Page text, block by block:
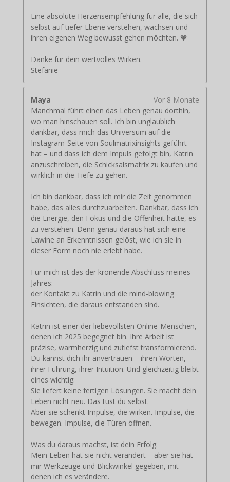
Eine absolute Herzensempfehlung für alle, die sich
selbst auf tiefer Ebene verstehen, wachsen und
ihren eigenen Weg bewusst gehen möchten. 🧡
Danke für dein wertvolles Wirken.
Stefanie
Maya
Vor 8 Monate
Manchmal führt einen das Leben genau dorthin,
wo man hinschauen soll. Ich bin unglaublich
dankbar, dass mich das Universum auf die
Instagram-Seite von Soulmatrixinsights geführt
hat – und dass ich dem Impuls gefolgt bin, Katrin
anzuschreiben, die Schicksalsmatrix zu kaufen und
wirklich in die Tiefe zu gehen.
Ich bin dankbar, dass ich mir die Zeit genommen
habe, das alles durchzuarbeiten. Dankbar, dass ich
die Energie, den Fokus und die Offenheit hatte, es
zu verstehen. Denn genau daraus hat sich eine
Lawine an Erkenntnissen gelöst, wie ich sie in
dieser Form noch nie erlebt habe.
Für mich ist das der krönende Abschluss meines
Jahres:
der Kontakt zu Katrin und die mind-blowing
Einsichten, die daraus entstanden sind.
Katrin ist einer der liebevollsten Online-Menschen,
denen ich 2025 begegnet bin. Ihre Arbeit ist
präzise, warmherzig und zutiefst transformierend.
Du kannst dich ihr anvertrauen – ihren Worten,
ihrer Führung, ihrer Intuition. Und gleichzeitig bleibt
eines wichtig:
Sie liefert keine fertigen Lösungen. Sie macht dein
Leben nicht neu. Das tust du selbst.
Aber sie schenkt Impulse, die wirken. Impulse, die
bewegen. Impulse, die Türen öffnen.
Was du daraus machst, ist dein Erfolg.
Mein Leben hat sie nicht verändert – aber sie hat
mir Werkzeuge und Blickwinkel gegeben, mit
denen ich es verändere.